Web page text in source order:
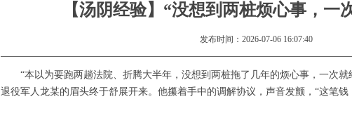
【汤阴经验】“没想到两桩烦心事，一
发布时间：2026-07-06 16:07:40
“本以为要跑两趟法院、折腾大半年，没想到两桩拖了几年的烦心事，一次就
退役军人龙某的眉头终于舒展开来。他攥着手中的调解协议，声音发颤，“这笔钱